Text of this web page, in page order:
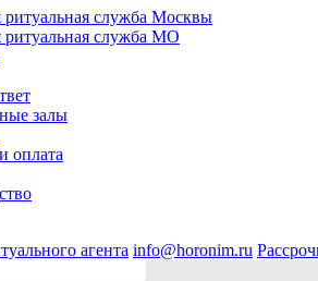
ритуальная служба Москвы
ритуальная служба МО
залы
оплата
агента info@horonim.ru